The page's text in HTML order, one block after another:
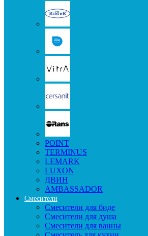
POINT
TERMINUS
LEMARK
LUXON
ДВИН
AMBASSADOR
Смесители
Смесители для биде
Смесители для душа
Смесители для ванны